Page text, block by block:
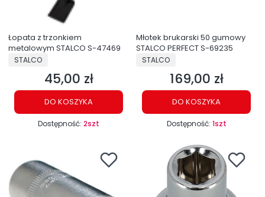
Łopata z trzonkiem
metalowym STALCO S-47469
PRODUCENT
STALCO
Cena
45,00 zł
DO KOSZYKA
Dostępność: 2szt
Młotek brukarski 50 gumowy
STALCO PERFECT S-69235
PRODUCENT
STALCO
Cena
169,00 zł
DO KOSZYKA
Dostępność: 1szt